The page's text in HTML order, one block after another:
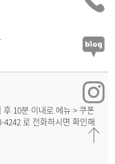
10분 이내로 메뉴 > 쿠폰
로 전화하시면 확인해